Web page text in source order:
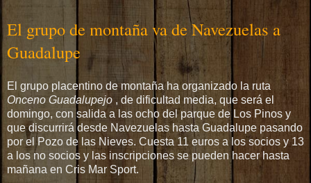
El grupo de montaña va de Navezuelas a
Guadalupe
El grupo placentino de montaña ha organizado la ruta
Onceno Guadalupejo , de dificultad media, que será el
domingo, con salida a las ocho del parque de Los Pinos y
que discurrirá desde Navezuelas hasta Guadalupe pasando
por el Pozo de las Nieves. Cuesta 11 euros a los socios y 13
a los no socios y las inscripciones se pueden hacer hasta
mañana en Cris Mar Sport.